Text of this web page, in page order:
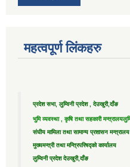
महत्वपूर्ण लिंकहरु
प्रदेश सभा, लुम्विनी प्रदेश , देउखुरी,दाँङ
भुमि व्यवस्था , कृषि तथा सहकारी मन्त्रालय
संघीय मामिला तथा सामान्य प्रशासन मन्त्रालय
मुख्यमन्त्री तथा मन्त्रिपरिषद्को कार्यालय
लुम्विनी प्रदेश देउखुरी,दाँङ